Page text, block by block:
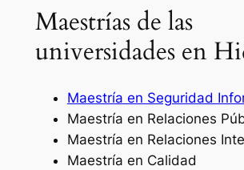
Maestrías de las
universidades en
Maestría en Seguridad
Maestría en Relaciones
Maestría en Relaciones
Maestría en Calidad